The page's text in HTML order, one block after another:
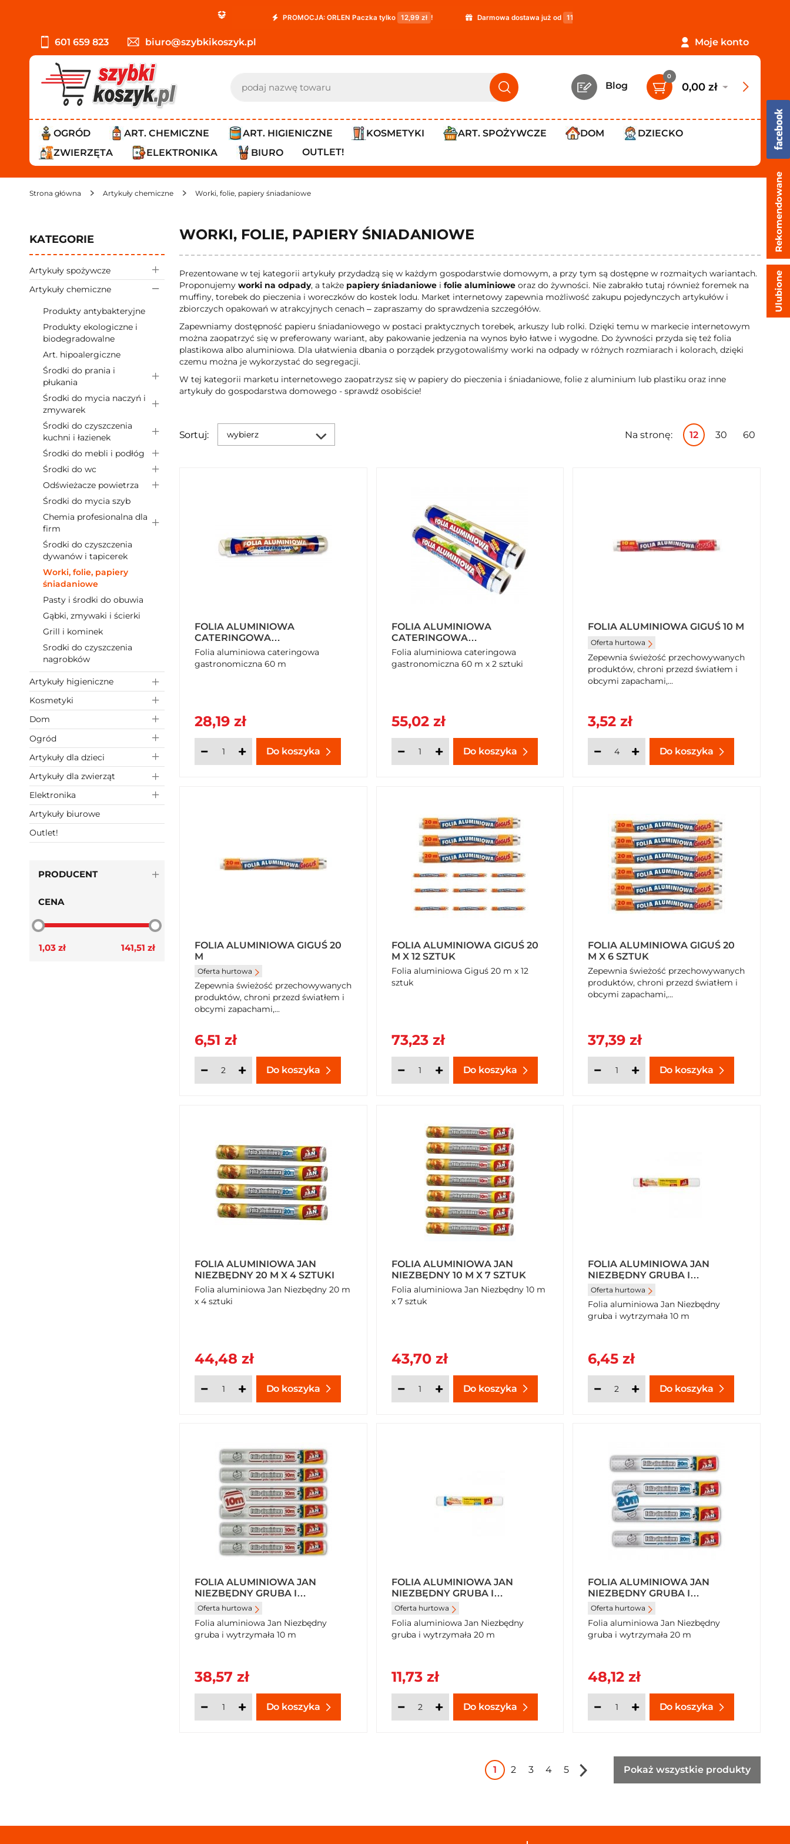
PROMOCJA: ORLEN Paczka tylko 12,99 zł ! Darmowa dostawa już od 119,99 zł !
601 659 823 biuro@szybkikoszyk.pl Moje konto
Blog
0
0,00 zł
OGRÓD ART. CHEMICZNE ART. HIGIENICZNE KOSMETYKI ART. SPOŻYWCZE DOM
DZIECKO
ZWIERZĘTA
ELEKTRONIKA BIURO OUTLET!
Strona główna Artykuły chemiczne Worki, folie, papiery śniadaniowe
KATEGORIE
Artykuły spożywcze
Artykuły chemiczne
Produkty antybakteryjne
Produkty ekologiczne i
biodegradowalne
Art. hipoalergiczne
Środki do prania i
płukania
Środki do mycia naczyń i
zmywarek
Środki do czyszczenia
kuchni i łazienek
Środki do mebli i podłóg
Środki do wc
Odświeżacze powietrza
Środki do mycia szyb
Chemia profesionalna dla
firm
Środki do czyszczenia
dywanów i tapicerek
Worki, folie, papiery
śniadaniowe
Pasty i środki do obuwia
Gąbki, zmywaki i ścierki
Grill i kominek
Srodki do czyszczenia
nagrobków
Artykuły higieniczne
Kosmetyki
Dom
Ogród
Artykuły dla dzieci
Artykuły dla zwierząt
Elektronika
Artykuły biurowe
Outlet!
PRODUCENT
CENA
1,03 zł 141,51 zł
WORKI, FOLIE, PAPIERY ŚNIADANIOWE
Prezentowane w tej kategorii artykuły przydadzą się w każdym gospodarstwie domowym, a przy tym są dostępne w rozmaitych wariantach.
Proponujemy worki na odpady, a także papiery śniadaniowe i folie aluminiowe oraz do żywności. Nie zabrakło tutaj również foremek na
muffiny, torebek do pieczenia i woreczków do kostek lodu. Market internetowy zapewnia możliwość zakupu pojedynczych artykułów i
zbiorczych opakowań w atrakcyjnych cenach – zapraszamy do sprawdzenia szczegółów.
Zapewniamy dostępność papieru śniadaniowego w postaci praktycznych torebek, arkuszy lub rolki. Dzięki temu w markecie internetowym
można zaopatrzyć się w preferowany wariant, aby pakowanie jedzenia na wynos było łatwe i wygodne. Do żywności przyda się też folia
plastikowa albo aluminiowa. Dla ułatwienia dbania o porządek przygotowaliśmy worki na odpady w różnych rozmiarach i kolorach, dzięki
czemu można je wykorzystać do segregacji.
W tej kategorii marketu internetowego zaopatrzysz się w papiery do pieczenia i śniadaniowe, folie z aluminium lub plastiku oraz inne
artykuły do gospodarstwa domowego - sprawdź osobiście!
Sortuj: wybierz Na stronę: 12 30 60
FOLIA ALUMINIOWA
CATERINGOWA
GASTRONOMICZNA 60 M
Folia aluminiowa cateringowa
gastronomiczna 60 m
28,19 zł
Do koszyka
FOLIA ALUMINIOWA
CATERINGOWA
GASTRONOMICZNA 60 M X 2
SZTUKI
Folia aluminiowa cateringowa
gastronomiczna 60 m x 2 sztuki
55,02 zł
Do koszyka
FOLIA ALUMINIOWA GIGUŚ 10 M
Oferta hurtowa
Zepewnia świeżość przechowywanych
produktów, chroni przezd światłem i
obcymi zapachami,...
3,52 zł
Do koszyka
FOLIA ALUMINIOWA GIGUŚ 20
M
Oferta hurtowa
Zepewnia świeżość przechowywanych
produktów, chroni przezd światłem i
obcymi zapachami,...
6,51 zł
Do koszyka
FOLIA ALUMINIOWA GIGUŚ 20
M X 12 SZTUK
Folia aluminiowa Giguś 20 m x 12
sztuk
73,23 zł
Do koszyka
FOLIA ALUMINIOWA GIGUŚ 20
M X 6 SZTUK
Zepewnia świeżość przechowywanych
produktów, chroni przezd światłem i
obcymi zapachami,...
37,39 zł
Do koszyka
FOLIA ALUMINIOWA JAN
NIEZBĘDNY 20 M X 4 SZTUKI
Folia aluminiowa Jan Niezbędny 20 m
x 4 sztuki
44,48 zł
Do koszyka
FOLIA ALUMINIOWA JAN
NIEZBĘDNY 10 M X 7 SZTUK
Folia aluminiowa Jan Niezbędny 10 m
x 7 sztuk
43,70 zł
Do koszyka
FOLIA ALUMINIOWA JAN
NIEZBĘDNY GRUBA I
WYTRZYMAŁA 10 M
Oferta hurtowa
Folia aluminiowa Jan Niezbędny
gruba i wytrzymała 10 m
6,45 zł
Do koszyka
FOLIA ALUMINIOWA JAN
NIEZBĘDNY GRUBA I
WYTRZYMAŁA 10 M X 6 SZTUK
Oferta hurtowa
Folia aluminiowa Jan Niezbędny
gruba i wytrzymała 10 m
38,57 zł
Do koszyka
FOLIA ALUMINIOWA JAN
NIEZBĘDNY GRUBA I
WYTRZYMAŁA 20 M
Oferta hurtowa
Folia aluminiowa Jan Niezbędny
gruba i wytrzymała 20 m
11,73 zł
Do koszyka
FOLIA ALUMINIOWA JAN
NIEZBĘDNY GRUBA I
WYTRZYMAŁA 20 M X 4 SZTUKI
Oferta hurtowa
Folia aluminiowa Jan Niezbędny
gruba i wytrzymała 20 m
48,12 zł
Do koszyka
1 2 3 4 5 Pokaż wszystkie produkty
Rekomendowane
Ulubione